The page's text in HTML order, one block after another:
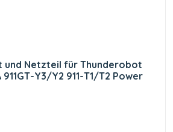
und Netzteil für Thunderobot
911GT-Y3/Y2 911-T1/T2 Power